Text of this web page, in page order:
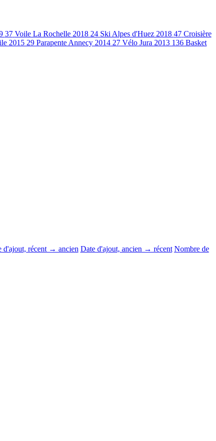
37 Voile La Rochelle 2018 24 Ski Alpes d'Huez 2018 47 Croisière
2015 29 Parapente Annecy 2014 27 Vélo Jura 2013 136 Basket
d'ajout, récent → ancien Date d'ajout, ancien → récent Nombre de